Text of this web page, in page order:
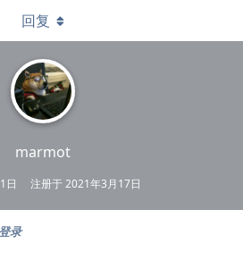
marmot
日 注册于2021年3月17日
回复
录